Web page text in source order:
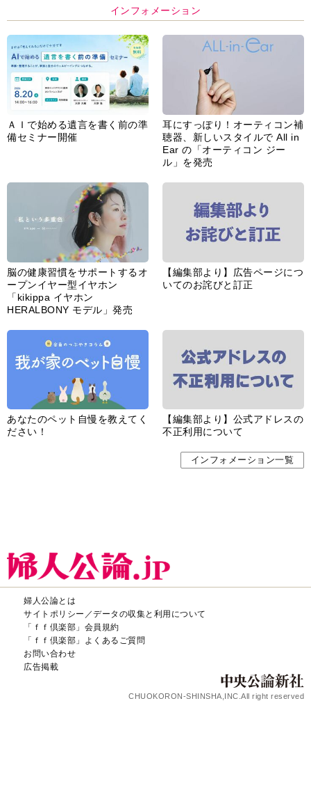
インフォメーション
ＡＩで始める遺言を書く前の準
備セミナー開催
耳にすっぽり！オーティコン補
聴器、新しいスタイルで All in
Ear の「オーティコン ジー
ル」を発売
脳の健康習慣をサポートするオ
ープンイヤー型イヤホン
「kikippa イヤホン
HERALBONY モデル」発売
【編集部より】広告ページにつ
いてのお詫びと訂正
あなたのペット自慢を教えてく
ださい！
【編集部より】公式アドレスの
不正利用について
インフォメーション一覧
婦人公論とは
サイトポリシー／データの収集と利用について
「ｆｆ倶楽部」会員規約
「ｆｆ倶楽部」よくあるご質問
お問い合わせ
広告掲載
CHUOKORON-SHINSHA,INC.All right reserved